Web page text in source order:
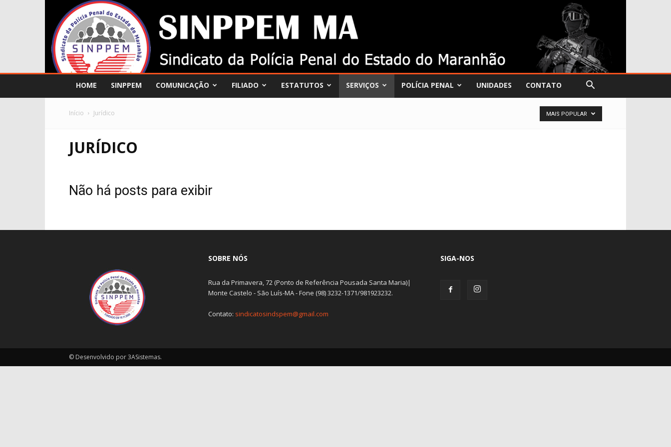
HOME SINPPEM COMUNICAÇÃO FILIADO ESTATUTOS SERVIÇOS POLÍCIA PENAL UNIDADES CONTATO
Início Jurídico MAIS POPULAR
JURÍDICO
Não há posts para exibir
SOBRE NÓS
Rua da Primavera, 72 (Ponto de Referência Pousada Santa Maria)|
Monte Castelo - São Luís-MA - Fone (98) 3232-1371/981923232.
Contato: sindicatosindspem@gmail.com
SIGA-NOS
© Desenvolvido por 3ASistemas.